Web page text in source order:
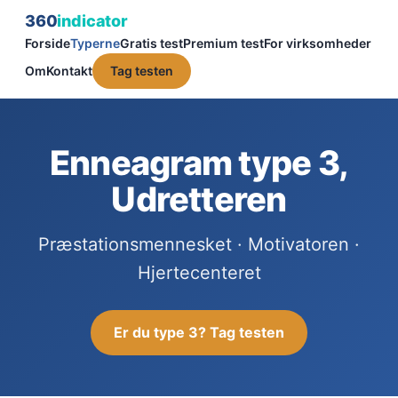
360indicator
ForsideTyperneGratis testPremium testFor virksomheder
OmKontakt Tag testen
Enneagram type 3,
Udretteren
Præstationsmennesket · Motivatoren ·
Hjertecenteret
Er du type 3? Tag testen